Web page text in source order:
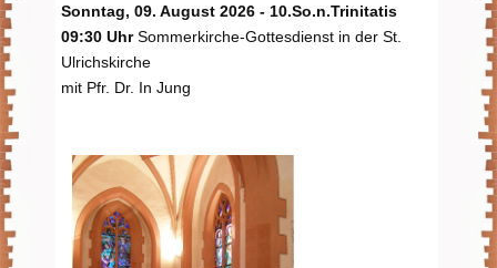
Sonntag, 09. August 2026 - 10.So.n.Trinitatis
09:30 UhrSommerkirche-Gottesdienst in der St.
Ulrichskirche
mit Pfr. Dr. In Jung